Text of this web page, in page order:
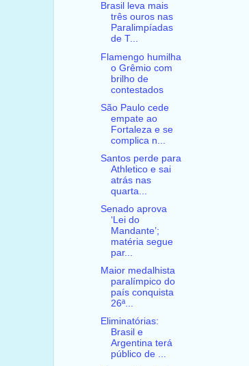
Brasil leva mais
três ouros nas
Paralimpíadas
de T...
Flamengo humilha
o Grêmio com
brilho de
contestados
São Paulo cede
empate ao
Fortaleza e se
complica n...
Santos perde para
Athletico e sai
atrás nas
quarta...
Senado aprova
‘Lei do
Mandante’;
matéria segue
par...
Maior medalhista
paralímpico do
país conquista
26ª...
Eliminatórias:
Brasil e
Argentina terá
público de ...